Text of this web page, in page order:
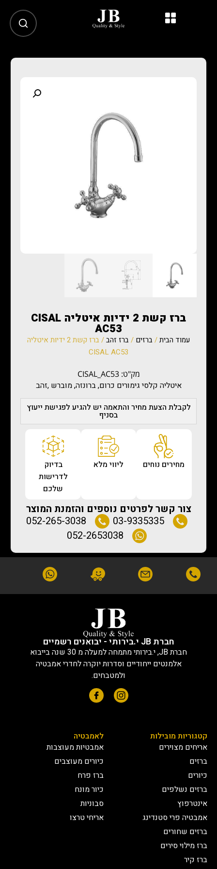
ברז קשת 2 ידיות איטליה CISAL
AC53
עמוד הבית/ברזים /ברז זהב
/ ברז קשת 2 ידיות איטליה
CISAL AC53
מק"ט: CISAL_AC53
איטליה קלסי גימורים כרום, ברונזה, מוברש ,זהב
לקבלת הצעת מחיר והתאמה יש להגיע לפגישת ייעוץ
בסניף
מחירים נוחים ליווי מלא
בדיוק
לדרישות
שלכם
צור קשר לפרטים נוספים והזמנת המוצר
03-9335335
052-265-3038
052-2653038
חברת JB י.בירותי - יבואנים רשמיים
חברת JB, י.בירותי מתמחה למעלה מ 30 שנה בייבוא
אלמנטים ייחודיים וסדרות יוקרה לחדרי אמבטיה
ולמטבחים.
קטגוריות מובילות
אריחים מצוירים
ברזים
כיורים
ברזים נשלפים
אינטרפוץ
אמבטיה פרי סטנדינג
ברזים שחורים
ברז מילוי סירים
ברז קיר
לאמבטיה
אמבטיות מעוצבות
כיורים מעוצבים
ברז פרח
כיור מונח
סבוניות
אריחי טרצו